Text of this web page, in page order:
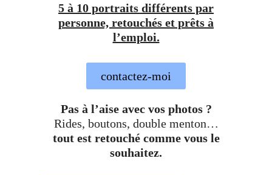
5 à 10 portraits différents par
personne, retouchés et prêts à
l’emploi.
contactez-moi
Pas à l’aise avec vos photos ?
Rides, boutons, double menton…
tout est retouché comme vous le
souhaitez.